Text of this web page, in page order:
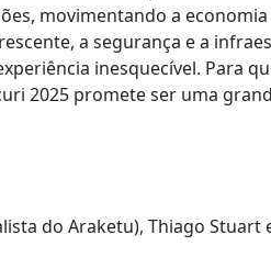
movimentando a
a segurança e a
inesquecível. Para
2025 promete ser uma
do Araketu), Thiago Stuart